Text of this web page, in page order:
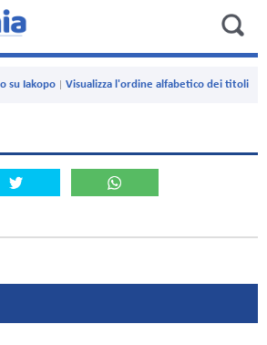
Visualizza l'ordine alfabetico dei titoli
su Iakopo